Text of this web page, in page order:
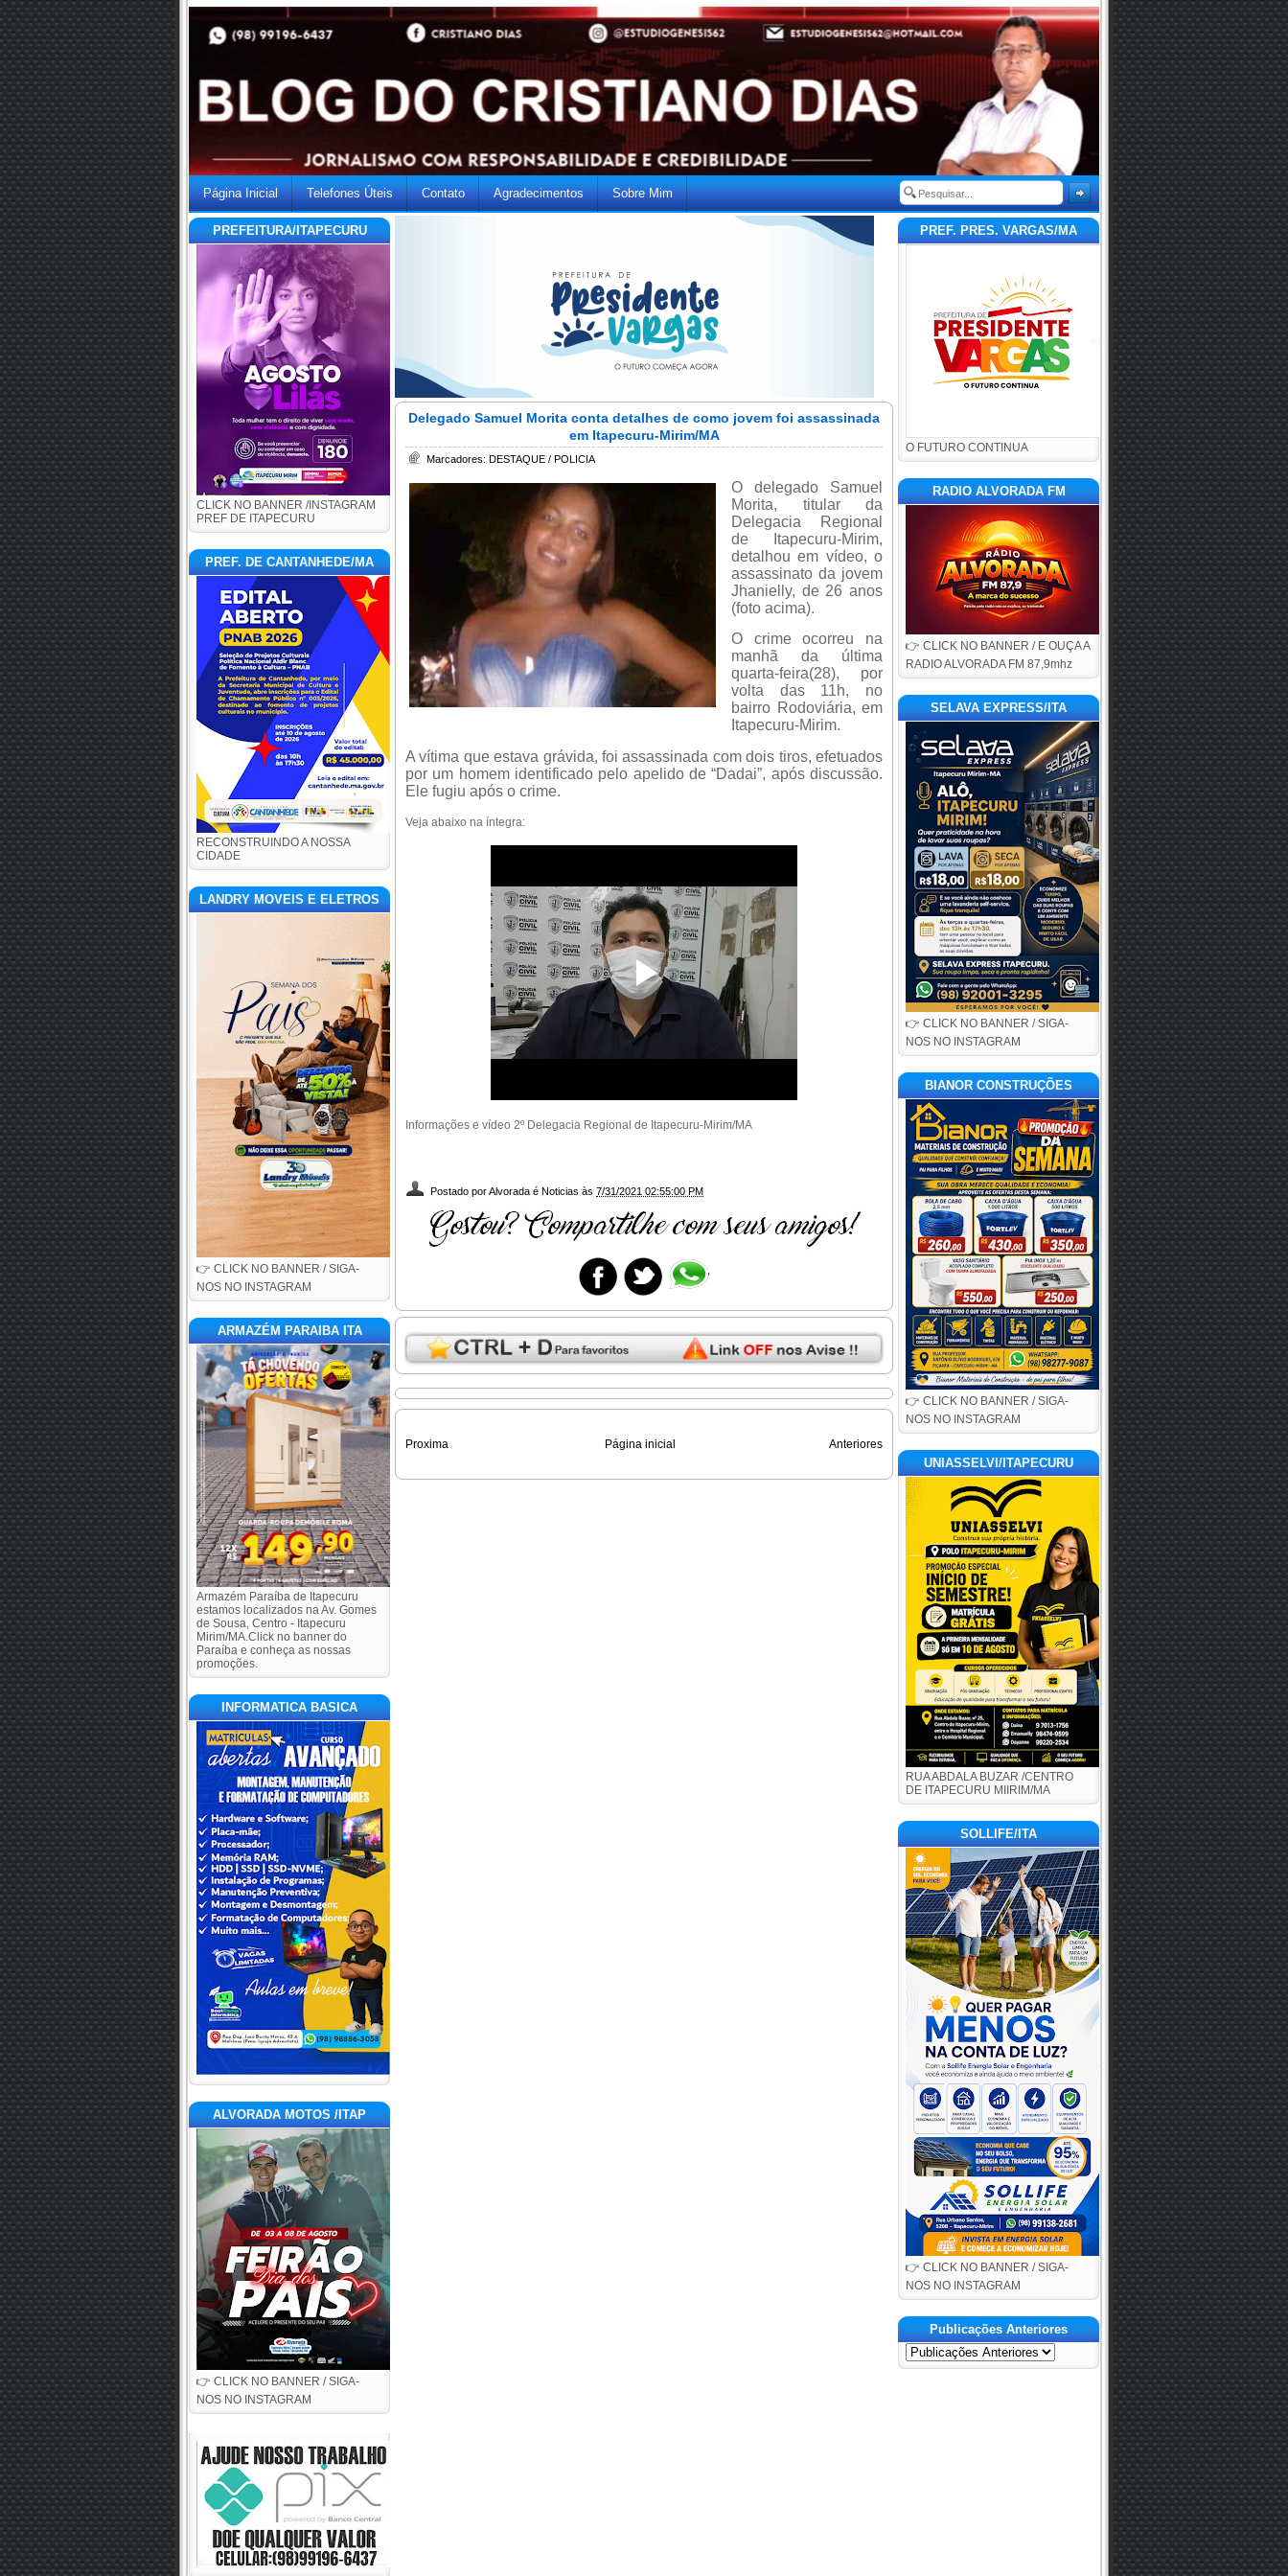
Página Inicial Telefones Úteis Contato Agradecimentos Sobre Mim
PREFEITURA/ITAPECURU
CLICK NO BANNER /INSTAGRAM
PREF DE ITAPECURU
PREF. DE CANTANHEDE/MA
RECONSTRUINDO A NOSSA
CIDADE
LANDRY MOVEIS E ELETROS
👉 CLICK NO BANNER / SIGA-
NOS NO INSTAGRAM
ARMAZÉM PARAIBA ITA
Armazém Paraíba de Itapecuru
estamos localizados na Av. Gomes
de Sousa, Centro - Itapecuru
Mirim/MA.Click no banner do
Paraíba e conheça as nossas
promoções.
INFORMATICA BASICA
ALVORADA MOTOS /ITAP
👉 CLICK NO BANNER / SIGA-
NOS NO INSTAGRAM
Delegado Samuel Morita conta detalhes de como jovem foi assassinada
em Itapecuru-Mirim/MA
Marcadores: DESTAQUE / POLICIA
O delegado Samuel
Morita, titular da
Delegacia Regional
de Itapecuru-Mirim,
detalhou em vídeo, o
assassinato da jovem
Jhanielly, de 26 anos
(foto acima).
O crime ocorreu na
manhã da última
quarta-feira(28), por
volta das 11h, no
bairro Rodoviária, em
Itapecuru-Mirim.
A vítima que estava grávida, foi assassinada com dois tiros, efetuados
por um homem identificado pelo apelido de “Dadai”, após discussão.
Ele fugiu após o crime.
Veja abaixo na íntegra:
Informações e vídeo 2º Delegacia Regional de Itapecuru-Mirim/MA
Postado porAlvorada é Noticias às 7/31/2021 02:55:00 PM
Proxima Anteriores
Página inicial
PREF. PRES. VARGAS/MA
O FUTURO CONTINUA
RADIO ALVORADA FM
👉 CLICK NO BANNER / E OUÇA A
RADIO ALVORADA FM 87,9mhz
SELAVA EXPRESS/ITA
👉 CLICK NO BANNER / SIGA-
NOS NO INSTAGRAM
BIANOR CONSTRUÇÕES
👉 CLICK NO BANNER / SIGA-
NOS NO INSTAGRAM
UNIASSELVI/ITAPECURU
RUA ABDALA BUZAR /CENTRO
DE ITAPECURU MIIRIM/MA
SOLLIFE/ITA
👉 CLICK NO BANNER / SIGA-
NOS NO INSTAGRAM
Publicações Anteriores